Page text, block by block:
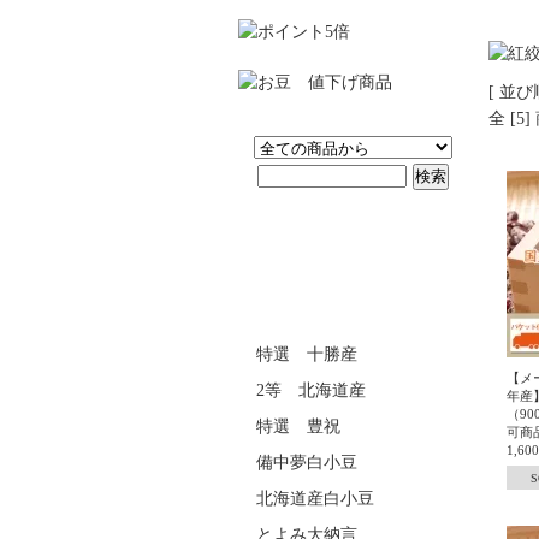
特選 十勝産
2等 北海道産
特選 豊祝
備中夢白小豆
北海道産白小豆
とよみ大納言
[ 並
全 [5]
【
年産
（
可商